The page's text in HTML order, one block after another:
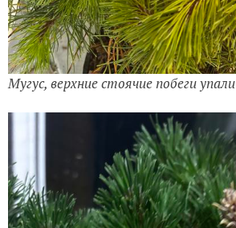
Мугус, верхние стоячие побеги упали